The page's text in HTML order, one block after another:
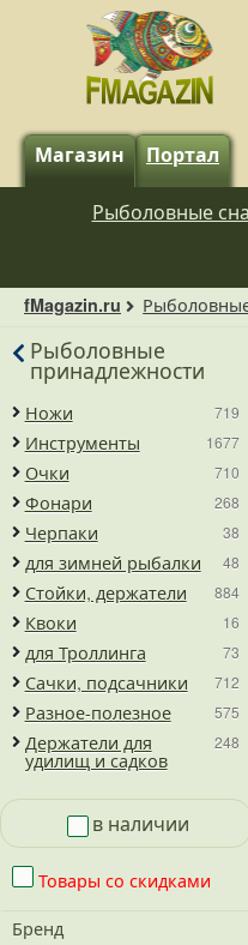
Магазин Портал
Рыболовные
fMagazin.ru
Рыболовные
принадлежности
Ножи 719
Инструменты 1677
Очки 710
Фонари 268
Черпаки 38
для зимней рыбалки 48
Стойки, держатели 884
Квоки 16
для Троллинга 73
Сачки, подсачники 712
Разное-полезное 575
Держатели для
удилищ и садков
248
в наличии
Бренд
Товары со скидками